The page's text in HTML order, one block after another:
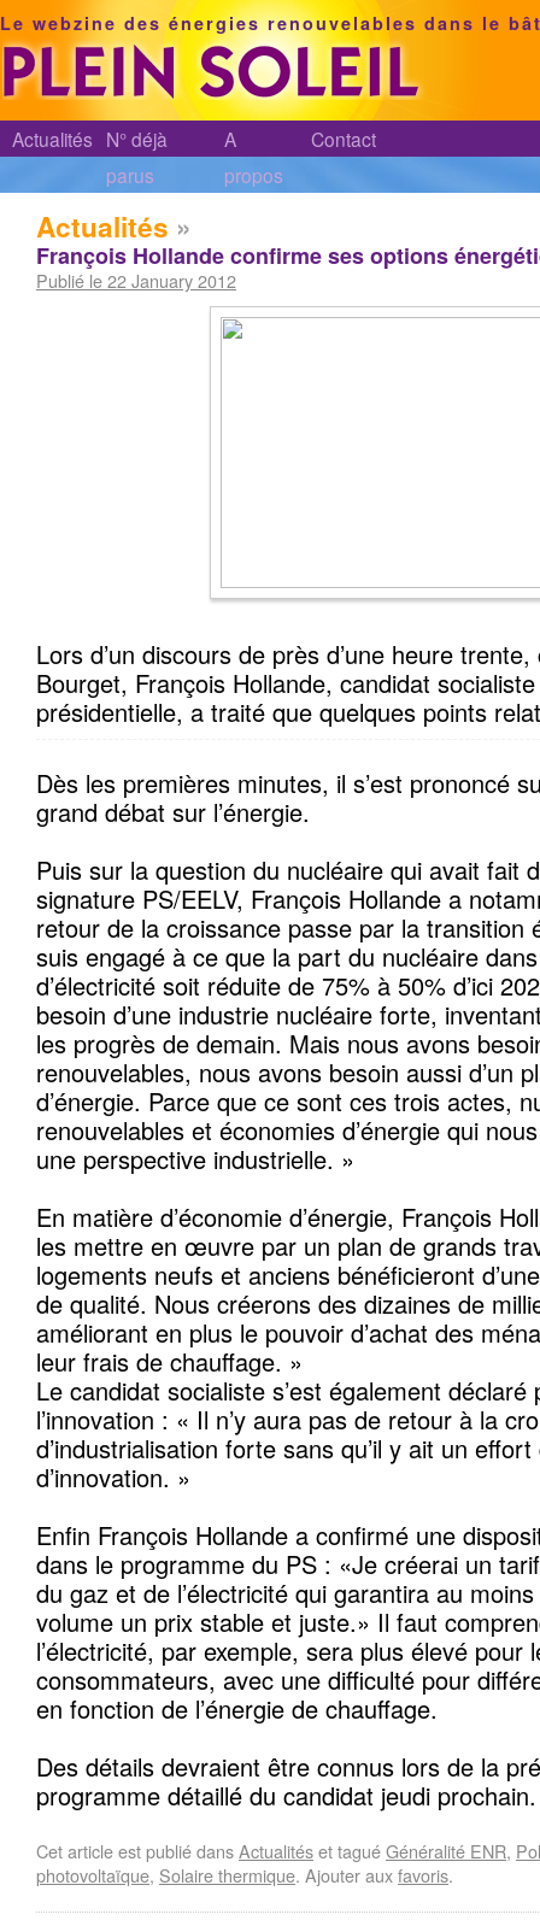
Le webzine des énergies renouvelables dans le
Actualités N° déjà
parus
A
propos
Contact
Actualités »
François Hollande confirme ses options
Publié le 22 January 2012
Lors d’un discours de près d’une heure
Bourget, François Hollande, candidat socialiste
présidentielle, a traité que quelques points
Dès les premières minutes, il s’est prononcé
grand débat sur l’énergie.
Puis sur la question du nucléaire qui avait fait
signature PS/EELV, François Hollande a
retour de la croissance passe par la transition
suis engagé à ce que la part du nucléaire
d’électricité soit réduite de 75% à 50% d’ici
besoin d’une industrie nucléaire forte,
les progrès de demain. Mais nous avons
renouvelables, nous avons besoin aussi d’un
d’énergie. Parce que ce sont ces trois actes,
renouvelables et économies d’énergie qui
une perspective industrielle. »
En matière d’économie d’énergie, François
les mettre en œuvre par un plan de grands
logements neufs et anciens bénéficieront
de qualité. Nous créerons des dizaines de
améliorant en plus le pouvoir d’achat des
leur frais de chauffage. »
Le candidat socialiste s’est également
l’innovation : « Il n’y aura pas de retour à la
d’industrialisation forte sans qu’il y ait un
d’innovation. »
Enfin François Hollande a confirmé une
dans le programme du PS : «Je créerai un
du gaz et de l’électricité qui garantira au
volume un prix stable et juste.» Il faut
l’électricité, par exemple, sera plus élevé pour
consommateurs, avec une difficulté pour
en fonction de l’énergie de chauffage.
Des détails devraient être connus lors de la
programme détaillé du candidat jeudi prochain.
Cet article est publié dansActualitéset taguéGénéralité ENR,
photovoltaïque, Solaire thermique. Ajouter auxfavoris.